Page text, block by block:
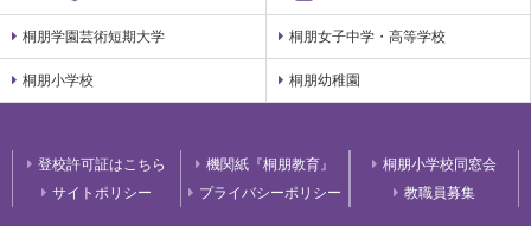
桐朋学園芸術短期大学 桐朋女子中学・高等学校
桐朋小学校 桐朋幼稚園
登校許可証はこちら 機関紙『桐朋教育』
桐朋小学校同窓会
サイトポリシー
プライバシーポリシー 教職員募集